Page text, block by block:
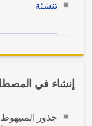
تنشئة
إنشاء في
جذور